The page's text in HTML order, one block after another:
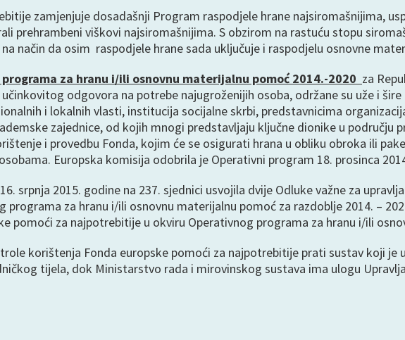
zamjenjuje dosadašnji Program raspodjele hrane najsiromašnijima,
prehrambeni viškovi najsiromašnijima. S obzirom na rastuću stopu
način da osim raspodjele hrane sada uključuje i raspodjelu osnovne
za hranu i/ili osnovnu materijalnu pomoć 2014.-2020 za
odgovora na potrebe najugroženijih osoba, održane su uže i
i lokalnih vlasti, institucija socijalne skrbi, predstavnicima
zajednice, od kojih mnogi predstavljaju ključne dionike u
i provedbu Fonda, kojim će se osigurati hrana u obliku obroka ili
Europska komisija odobrila je Operativni program 18. prosinca
srpnja 2015. godine na 237. sjednici usvojila dvije Odluke važne za
programa za hranu i/ili osnovnu materijalnu pomoć za razdoblje 2014. –
pomoći za najpotrebitije u okviru Operativnog programa za hranu i/ili
korištenja Fonda europske pomoći za najpotrebitije prati sustav koji
tijela, dok Ministarstvo rada i mirovinskog sustava ima ulogu